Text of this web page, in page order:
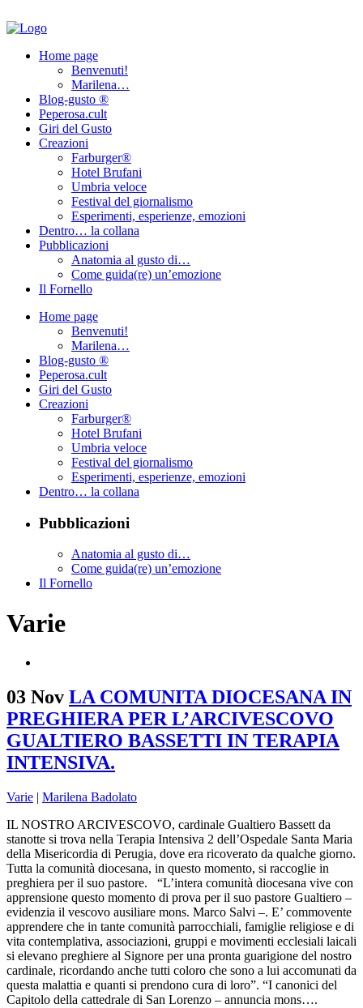
Home page
Benvenuti!
Marilena…
Blog-gusto ®
Peperosa.cult
Giri del Gusto
Creazioni
Farburger®
Hotel Brufani
Umbria veloce
Festival del giornalismo
Esperimenti, esperienze, emozioni
Dentro… la collana
Pubblicazioni
Anatomia al gusto di…
Come guida(re) un’emozione
Il Fornello
Home page
Benvenuti!
Marilena…
Blog-gusto ®
Peperosa.cult
Giri del Gusto
Creazioni
Farburger®
Hotel Brufani
Umbria veloce
Festival del giornalismo
Esperimenti, esperienze, emozioni
Dentro… la collana
Pubblicazioni
Anatomia al gusto di…
Come guida(re) un’emozione
Il Fornello
Varie
03 Nov LA COMUNITA DIOCESANA IN
PREGHIERA PER L’ARCIVESCOVO
GUALTIERO BASSETTI IN TERAPIA
INTENSIVA.
Varie | Marilena Badolato
IL NOSTRO ARCIVESCOVO, cardinale Gualtiero Bassett da
stanotte si trova nella Terapia Intensiva 2 dell’Ospedale Santa Maria
della Misericordia di Perugia, dove era ricoverato da qualche giorno.
Tutta la comunità diocesana, in questo momento, si raccoglie in
preghiera per il suo pastore. “L’intera comunità diocesana vive con
apprensione questo momento di prova per il suo pastore Gualtiero –
evidenzia il vescovo ausiliare mons. Marco Salvi –. E’ commovente
apprendere che in tante comunità parrocchiali, famiglie religiose e di
vita contemplativa, associazioni, gruppi e movimenti ecclesiali laicali
si elevano preghiere al Signore per una pronta guarigione del nostro
cardinale, ricordando anche tutti coloro che sono a lui accomunati da
questa malattia e quanti si prendono cura di loro”. “I canonici del
Capitolo della cattedrale di San Lorenzo – annuncia mons….